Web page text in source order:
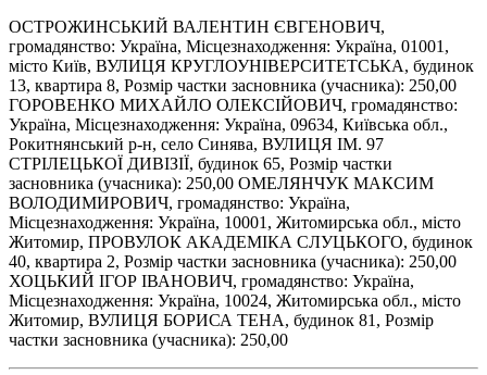
ОСТРОЖИНСЬКИЙ ВАЛЕНТИН ЄВГЕНОВИЧ,
громадянство: Україна, Місцезнаходження: Україна, 01001,
місто Київ, ВУЛИЦЯ КРУГЛОУНІВЕРСИТЕТСЬКА, будинок
13, квартира 8, Розмір частки засновника (учасника): 250,00
ГОРОВЕНКО МИХАЙЛО ОЛЕКСІЙОВИЧ, громадянство:
Україна, Місцезнаходження: Україна, 09634, Київська обл.,
Рокитнянський р-н, село Синява, ВУЛИЦЯ ІМ. 97
СТРІЛЕЦЬКОЇ ДИВІЗІЇ, будинок 65, Розмір частки
засновника (учасника): 250,00 ОМЕЛЯНЧУК МАКСИМ
ВОЛОДИМИРОВИЧ, громадянство: Україна,
Місцезнаходження: Україна, 10001, Житомирська обл., місто
Житомир, ПРОВУЛОК АКАДЕМІКА СЛУЦЬКОГО, будинок
40, квартира 2, Розмір частки засновника (учасника): 250,00
ХОЦЬКИЙ ІГОР ІВАНОВИЧ, громадянство: Україна,
Місцезнаходження: Україна, 10024, Житомирська обл., місто
Житомир, ВУЛИЦЯ БОРИСА ТЕНА, будинок 81, Розмір
частки засновника (учасника): 250,00